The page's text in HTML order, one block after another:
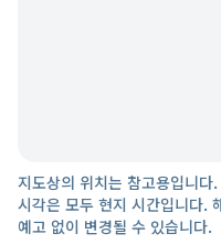
지도상의 위치는 참고용입니다.
시각은 모두 현지 시간입니다.
예고 없이 변경될 수 있습니다.